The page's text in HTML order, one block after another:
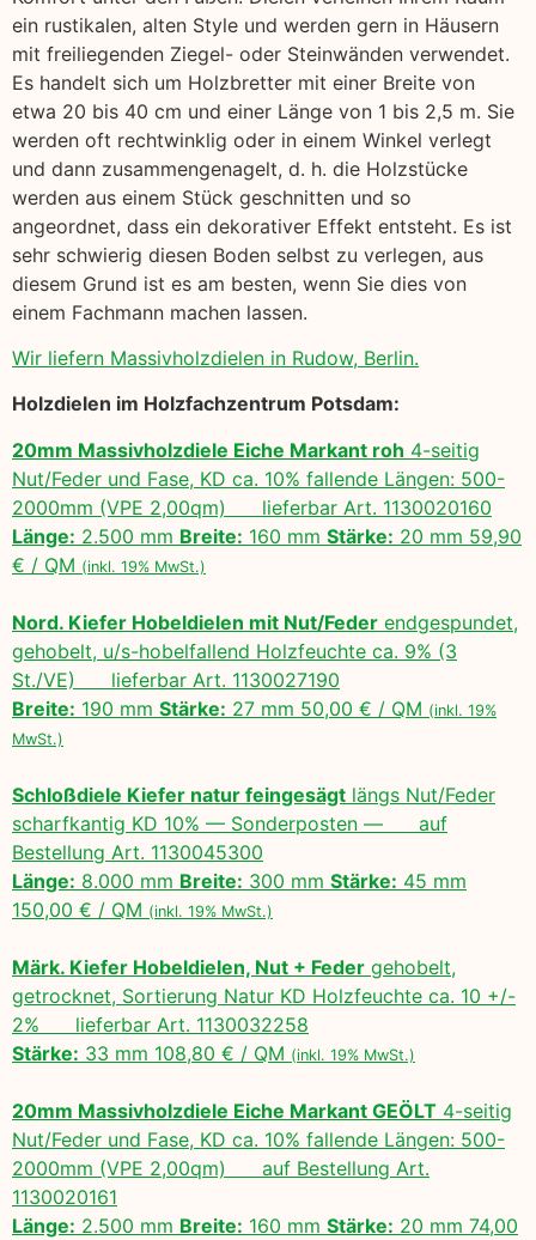
ein rustikalen, alten Style und werden gern in Häusern
mit freiliegenden Ziegel- oder Steinwänden verwendet.
Es handelt sich um Holzbretter mit einer Breite von
etwa 20 bis 40 cm und einer Länge von 1 bis 2,5 m. Sie
werden oft rechtwinklig oder in einem Winkel verlegt
und dann zusammengenagelt, d. h. die Holzstücke
werden aus einem Stück geschnitten und so
angeordnet, dass ein dekorativer Effekt entsteht. Es ist
sehr schwierig diesen Boden selbst zu verlegen, aus
diesem Grund ist es am besten, wenn Sie dies von
einem Fachmann machen lassen.
Wir liefern Massivholzdielen in Rudow, Berlin.
Holzdielen im Holzfachzentrum Potsdam:
20mm Massivholzdiele Eiche Markant roh 4-seitig
Nut/Feder und Fase, KD ca. 10% fallende Längen: 500-
2000mm (VPE 2,00qm) lieferbar Art. 1130020160
Länge: 2.500 mm Breite: 160 mm Stärke: 20 mm 59,90
€ / QM (inkl. 19% MwSt.)
Nord. Kiefer Hobeldielen mit Nut/Feder endgespundet,
gehobelt, u/s-hobelfallend Holzfeuchte ca. 9% (3
St./VE) lieferbar Art. 1130027190
Breite: 190 mm Stärke: 27 mm 50,00 € / QM (inkl. 19%
MwSt.)
Schloßdiele Kiefer natur feingesägt längs Nut/Feder
scharfkantig KD 10% — Sonderposten — auf
Bestellung Art. 1130045300
Länge: 8.000 mm Breite: 300 mm Stärke: 45 mm
150,00 € / QM (inkl. 19% MwSt.)
Märk. Kiefer Hobeldielen, Nut + Feder gehobelt,
getrocknet, Sortierung Natur KD Holzfeuchte ca. 10 +/-
2% lieferbar Art. 1130032258
Stärke: 33 mm 108,80 € / QM (inkl. 19% MwSt.)
20mm Massivholzdiele Eiche Markant GEÖLT 4-seitig
Nut/Feder und Fase, KD ca. 10% fallende Längen: 500-
2000mm (VPE 2,00qm) auf Bestellung Art.
1130020161
Länge: 2.500 mm Breite: 160 mm Stärke: 20 mm 74,00